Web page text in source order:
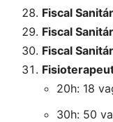
Fiscal
Fiscal
Fiscal
20h: 18
30h: 50